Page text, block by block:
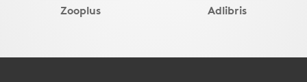
Zooplus Adlibris